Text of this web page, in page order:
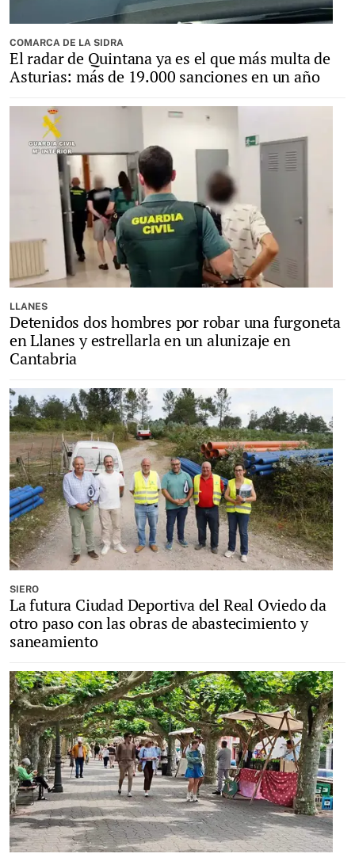
COMARCA DE LA SIDRA
El radar de Quintana ya es el que más multa de
Asturias: más de 19.000 sanciones en un año
LLANES
Detenidos dos hombres por robar una furgoneta
en Llanes y estrellarla en un alunizaje en
Cantabria
SIERO
La futura Ciudad Deportiva del Real Oviedo da
otro paso con las obras de abastecimiento y
saneamiento